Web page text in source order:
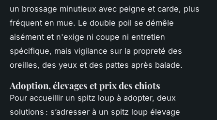
un brossage minutieux avec peigne et carde, plus
fréquent en mue. Le double poil se démêle
aisément et n'exige ni coupe ni entretien
spécifique, mais vigilance sur la propreté des
oreilles, des yeux et des pattes après balade.
Adoption, élevages et prix des chiots
Pour accueillir un spitz loup à adopter, deux
solutions : s’adresser à un spitz loup élevage